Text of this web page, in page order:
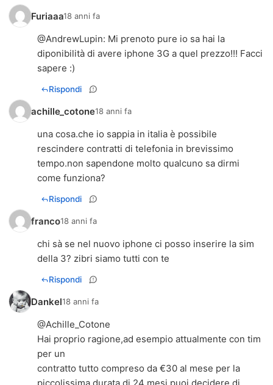
Furiaaa18 anni fa
@AndrewLupin: Mi prenoto pure io sa hai la
diponibilità di avere iphone 3G a quel prezzo!!! Facci
sapere :)
Rispondi
achille_cotone18 anni fa
una cosa.che io sappia in italia è possibile
rescindere contratti di telefonia in brevissimo
tempo.non sapendone molto qualcuno sa dirmi
come funziona?
Rispondi
franco18 anni fa
chi sà se nel nuovo iphone ci posso inserire la sim
della 3? zibri siamo tutti con te
Rispondi
Dankel18 anni fa
@Achille_Cotone
Hai proprio ragione,ad esempio attualmente con tim
per un
contratto tutto compreso da €30 al mese per la